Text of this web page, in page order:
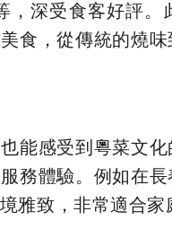
，深受食客好評。
食，從傳統的燒
能感受到粵菜文
務體驗。例如在
雅致，非常適合家